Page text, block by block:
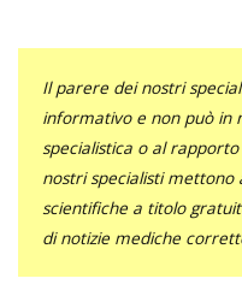
Il parere dei nostri
informativo e non può in
specialistica o al
nostri specialisti mettono
scientifiche a titolo
di notizie mediche